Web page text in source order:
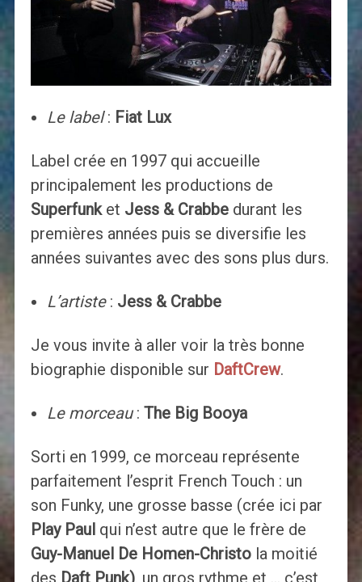
Le label: Fiat Lux
Label crée en 1997 qui accueille
principalement les productions de
Superfunk et Jess & Crabbedurant les
premières années puis se diversifie les
années suivantes avec des sons plus durs.
L’artiste: Jess & Crabbe
Je vous invite à aller voir la très bonne
biographie disponible sur DaftCrew.
Le morceau: The Big Booya
Sorti en 1999, ce morceau représente
parfaitement l’esprit French Touch : un
son Funky, une grosse basse (crée ici par
Play Paul qui n’est autre que le frère de
Guy-Manuel De Homen-Christola moitié